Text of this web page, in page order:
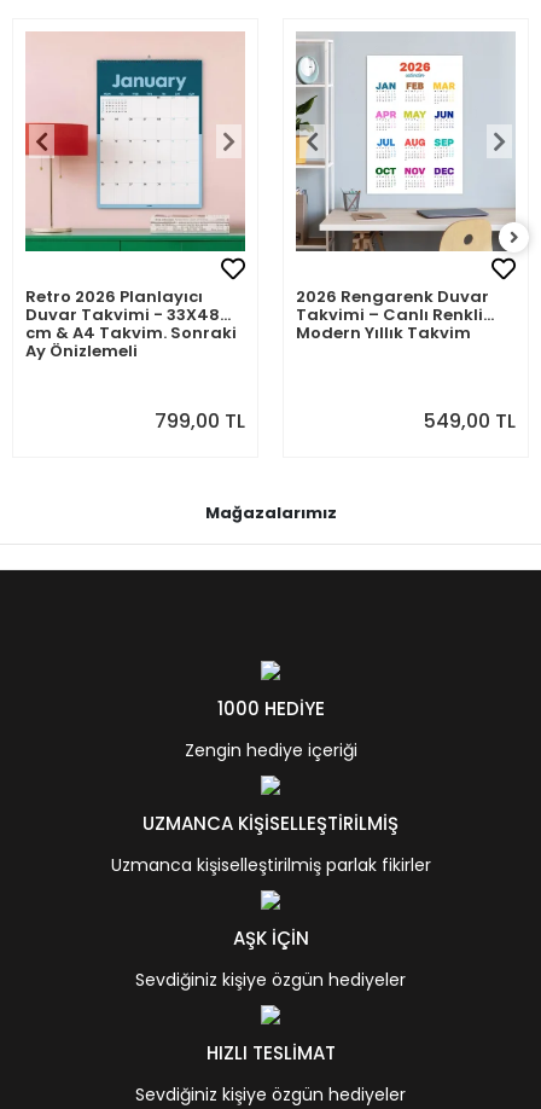
Retro 2026 Planlayıcı
Duvar Takvimi - 33X48
cm & A4 Takvim. Sonraki
Ay Önizlemeli
799,00 TL
2026 Rengarenk Duvar
Takvimi – Canlı Renkli
Modern Yıllık Takvim
549,00 TL
Mağazalarımız
1000 HEDİYE
Zengin hediye içeriği
UZMANCA KİŞİSELLEŞTİRİLMİŞ
Uzmanca kişiselleştirilmiş parlak fikirler
AŞK İÇİN
Sevdiğiniz kişiye özgün hediyeler
HIZLI TESLİMAT
Sevdiğiniz kişiye özgün hediyeler